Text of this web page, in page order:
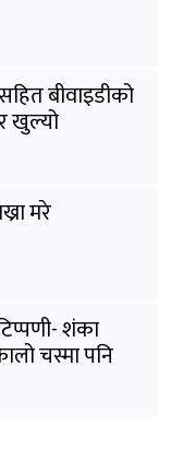
बीवाइडीको
खुल्यो
मरे
शंका
चस्मा पनि